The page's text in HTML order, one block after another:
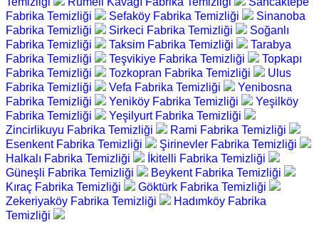
Fabrika Temizliği
Sefaköy Fabrika Temizliği
Sinanoba
Fabrika Temizliği
Sirkeci Fabrika Temizliği
Soğanlı
Fabrika Temizliği
Taksim Fabrika Temizliği
Tarabya
Fabrika Temizliği
Teşvikiye Fabrika Temizliği
Topkapı
Fabrika Temizliği
Tozkopran Fabrika Temizliği
Ulus
Fabrika Temizliği
Vefa Fabrika Temizliği
Yenibosna
Fabrika Temizliği
Yeniköy Fabrika Temizliği
Yeşilköy
Fabrika Temizliği
Yeşilyurt Fabrika Temizliği
Zincirlikuyu Fabrika Temizliği
Rami Fabrika Temizliği
Esenkent Fabrika Temizliği
Şirinevler Fabrika Temizliği
Halkalı Fabrika Temizliği
İkitelli Fabrika Temizliği
Güneşli Fabrika Temizliği
Beykent Fabrika Temizliği
Kıraç Fabrika Temizliği
Göktürk Fabrika Temizliği
Zekeriyaköy Fabrika Temizliği
Hadımköy Fabrika
Temizliği